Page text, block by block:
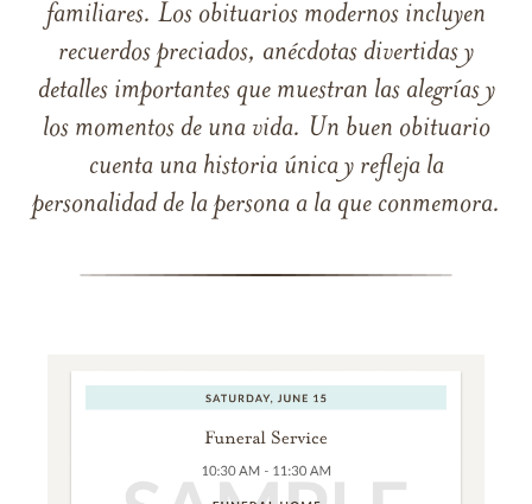
familiares. Los obituarios modernos incluyen
recuerdos preciados, anécdotas divertidas y
detalles importantes que muestran las alegrías y
los momentos de una vida. Un buen obituario
cuenta una historia única y refleja la
personalidad de la persona a la que conmemora.